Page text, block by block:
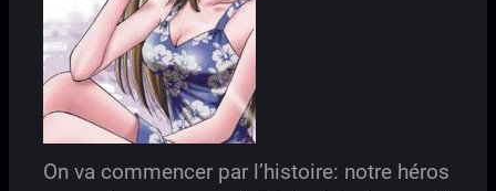
On va commencer par l’histoire: notre héros